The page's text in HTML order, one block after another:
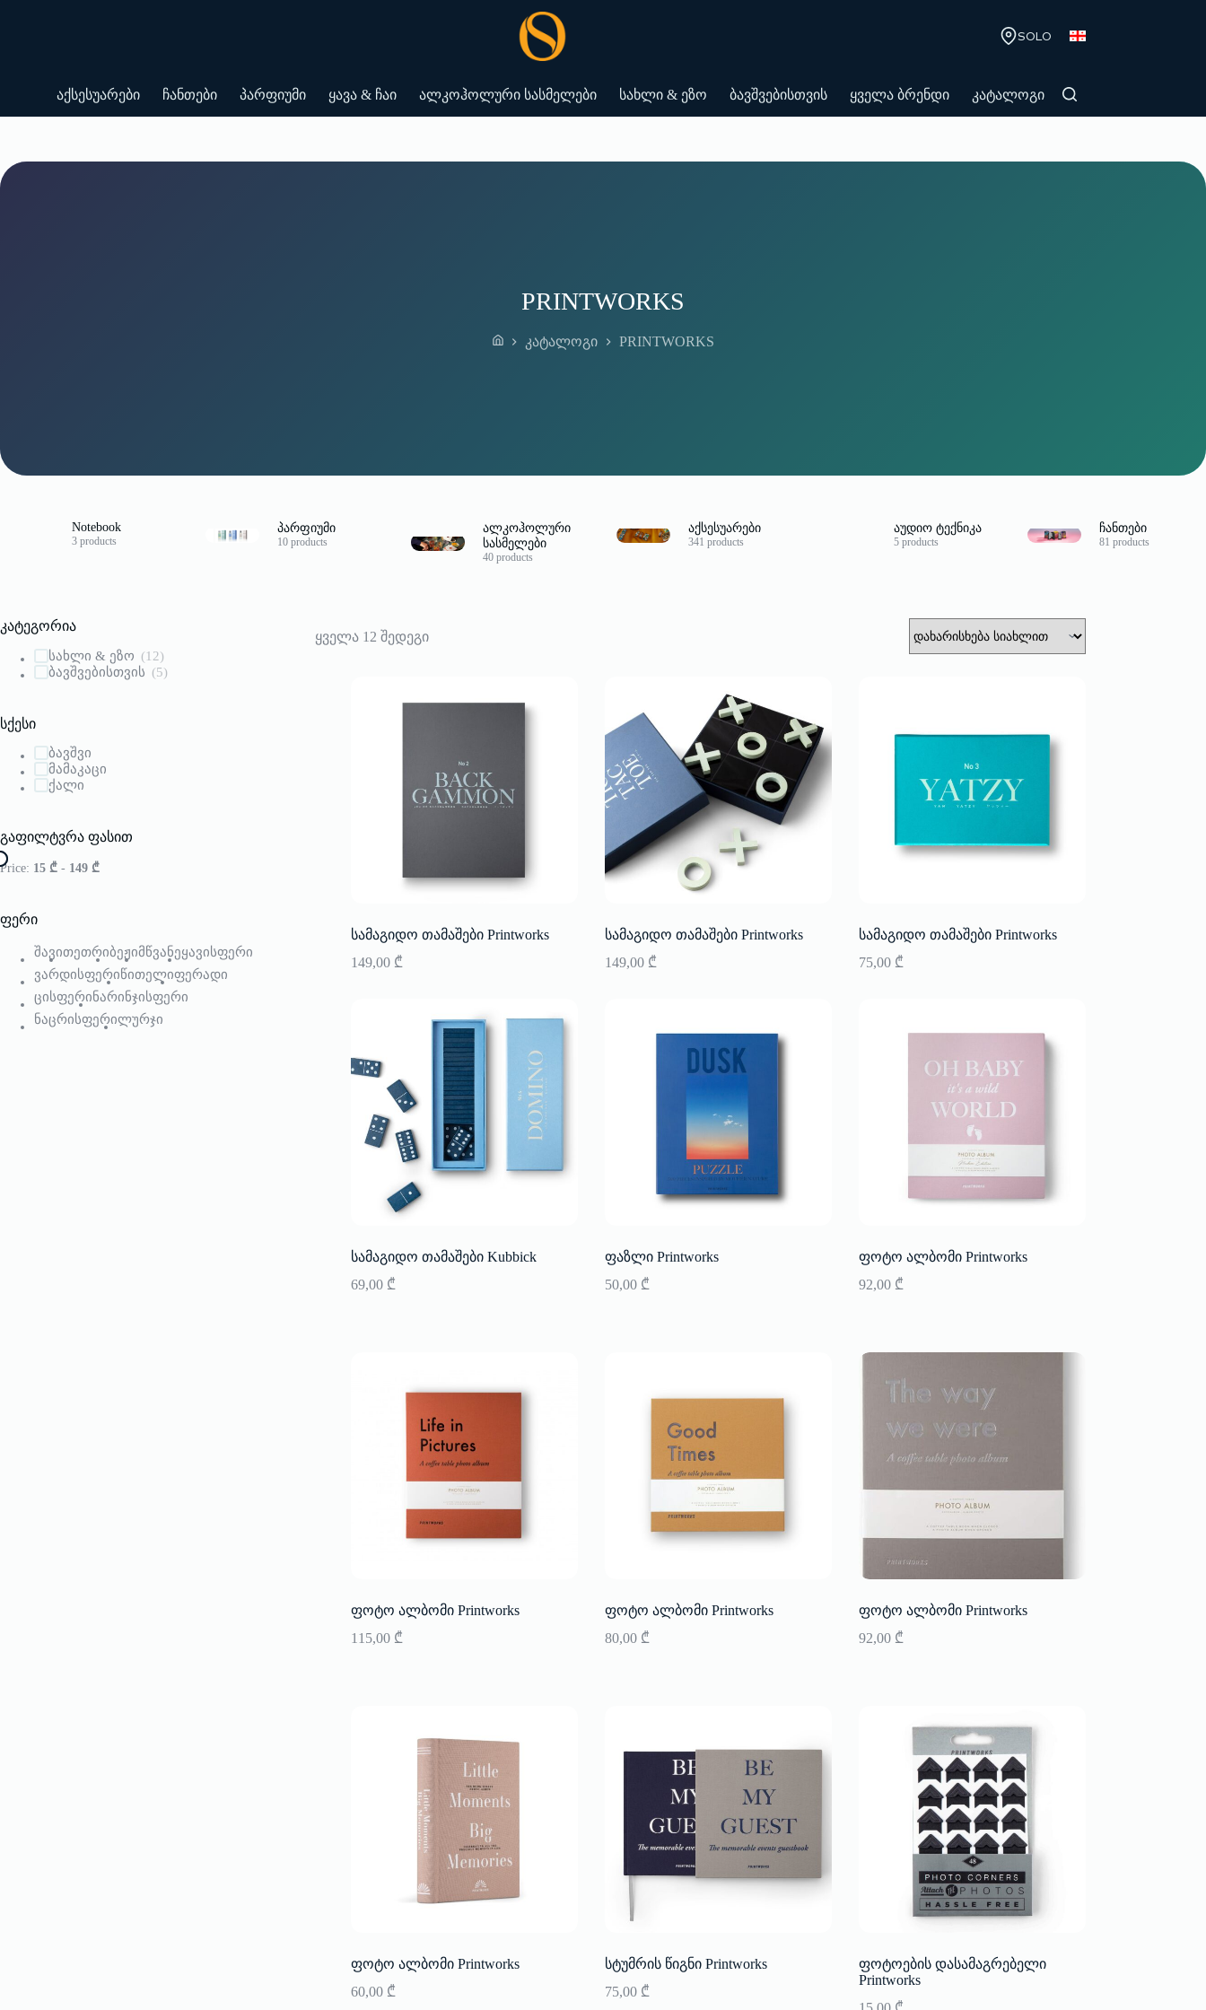
SOLO
აქსესუარები ჩანთები პარფიუმი ყავა & ჩაი ალკოჰოლური სასმელები სახლი & ეზო ბავშვებისთვის ყველა ბრენდი კატალოგი
PRINTWORKS
Home
კატალოგი PRINTWORKS
Notebook
3 products
პარფიუმი
10 products
ალკოჰოლური
სასმელები
40 products
აქსესუარები
341 products
აუდიო ტექნიკა
5 products
ჩანთები
81 products
ყველა 12 შედეგიSorted
სამაგიდო თამაშები Printworks
149,00 ₾
სამაგიდო თამაშები Printworks
149,00 ₾
სამაგიდო თამაშები Printworks
75,00 ₾
სამაგიდო თამაშები Kubbick
69,00 ₾
ფაზლი Printworks
50,00 ₾
ფოტო ალბომი Printworks
92,00 ₾
ფოტო ალბომი Printworks
115,00 ₾
ფოტო ალბომი Printworks
80,00 ₾
ფოტო ალბომი Printworks
92,00 ₾
ფოტო ალბომი Printworks
60,00 ₾
სტუმრის წიგნი Printworks
75,00 ₾
ფოტოების დასამაგრებელი
Printworks
კატეგორია
სახლი & ეზო (12)
ბავშვებისთვის (5)
სქესი
ბავშვი
მამაკაცი
ქალი
გაფილტვრა ფასით
Price: 15 ₾ - 149 ₾
ფერი
შავითეთრიბეჟიმწვანეყავისფერი
ვარდისფერიწითელიფერადი
ცისფერინარინჯისფერი
ნაცრისფერილურჯი